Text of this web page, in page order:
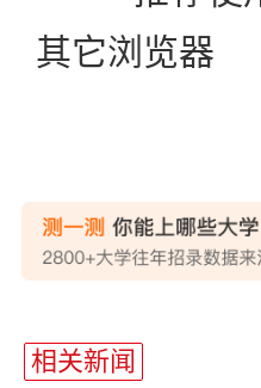
其它浏览器
相关新闻